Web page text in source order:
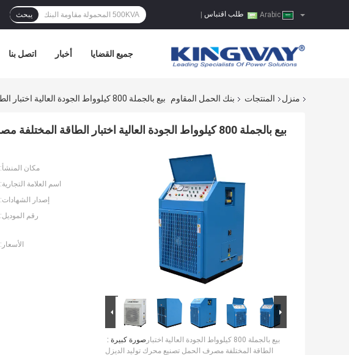
طلب اقتباس يبحث
اتصل بنا أخبار جميع القضايا
منزل المنتجات بنك الحمل المقاوم بيع بالجملة 800 كيلوواط الجودة العالية اختبار الطاقة المختلفة مصرف الحمل تصنيع محرك توليد الديزل اختبار
بيع بالجملة 800 كيلوواط الجودة العالية اختبار الطاقة المختلفة مصرف الحمل تصنيع محرك توليد الديزل اختبار
صورة كبيرة : بيع بالجملة 800 كيلوواط الجودة العالية اختبار
الطاقة المختلفة مصرف الحمل تصنيع محرك توليد الديزل
مكان المنشأ:
اسم العلامة التجارية:
إصدار الشهادات:
رقم الموديل:
الأسعار: